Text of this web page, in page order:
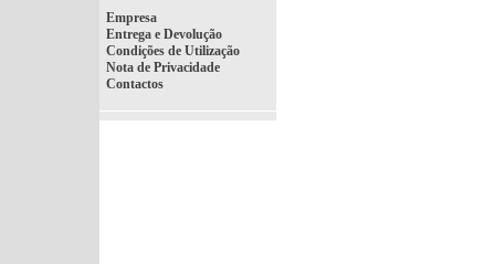
Empresa
Entrega e Devolução
Condições de Utilização
Nota de Privacidade
Contactos